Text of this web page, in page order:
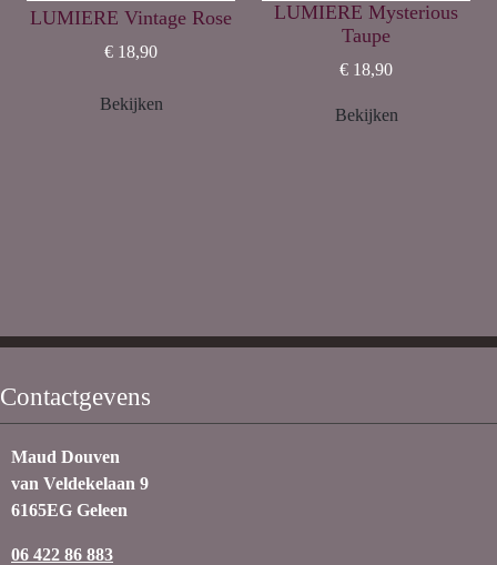
LUMIERE Vintage Rose
€ 18,90
Bekijken
LUMIERE Mysterious
Taupe
€ 18,90
Bekijken
Contactgevens
Maud Douven
van Veldekelaan 9
6165EG Geleen
06 422 86 883